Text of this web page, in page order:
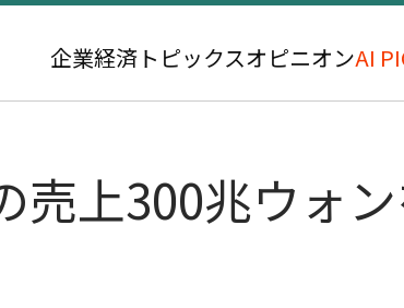
企業経済 トピックスオピニオンAI
売上300兆ウォ